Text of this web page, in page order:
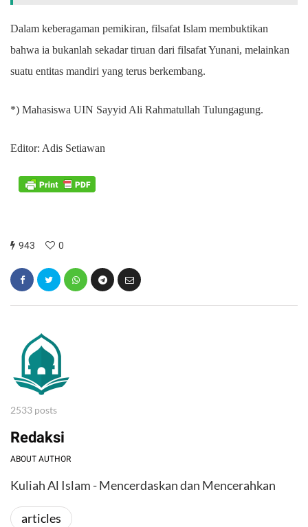
Dalam keberagaman pemikiran, filsafat Islam membuktikan
bahwa ia bukanlah sekadar tiruan dari filsafat Yunani, melainkan
suatu entitas mandiri yang terus berkembang.
*) Mahasiswa UIN Sayyid Ali Rahmatullah Tulungagung.
Editor: Adis Setiawan
943 0
2533 posts
Redaksi
ABOUT AUTHOR
Kuliah Al Islam - Mencerdaskan dan Mencerahkan
articles